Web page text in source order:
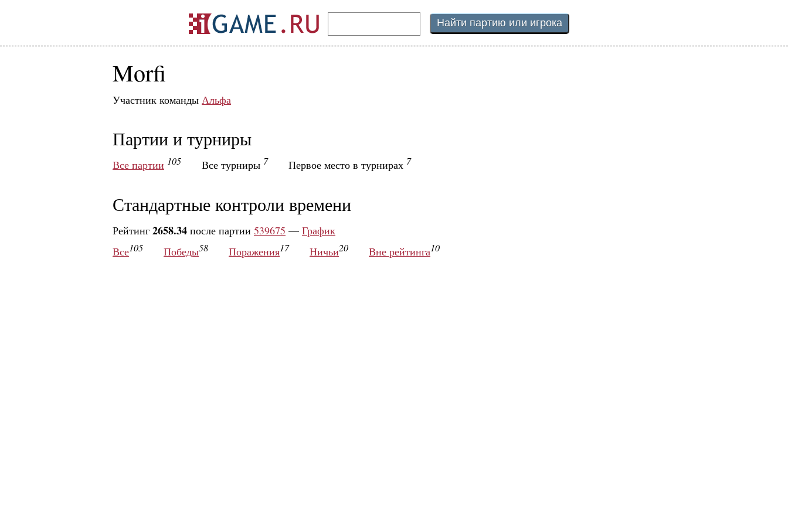
Morfi
Участник команды Альфа
Партии и турниры
Все партии 105 Все турниры 7 Первое место в турнирах 7
Стандартные контроли времени
Рейтинг 2658.34 после партии 539675 — График
Все105 Победы58 Поражения17 Ничьи20 Вне рейтинга10